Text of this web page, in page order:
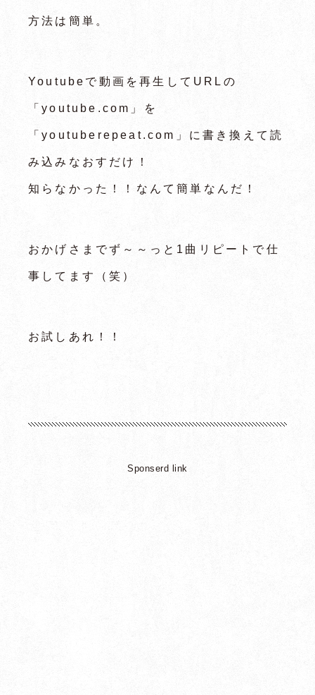
方法は簡単。
Youtubeで動画を再生してURLの
「youtube.com」を
「youtuberepeat.com」に書き換えて読
み込みなおすだけ！
知らなかった！！なんて簡単なんだ！
おかげさまでず～～っと1曲リピートで仕
事してます（笑）
お試しあれ！！
Sponserd link